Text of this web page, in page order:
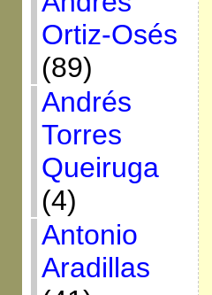
Ortiz-Osés
(89)
Andrés
Torres
Queiruga
(4)
Antonio
Aradillas